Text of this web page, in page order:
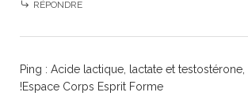
RÉPONDRE
Ping : Acide lactique, lactate et
!Espace Corps Esprit Forme